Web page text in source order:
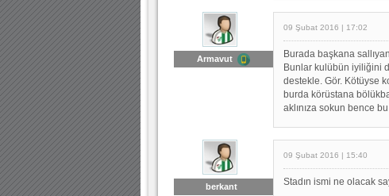
Armavut
09 Şubat 2016 | 17:02
Burada başkana
Bunlar kulübün iyiliğini
destekle. Gör. Kötüyse
burda körüstana
aklınıza sokun bence
berkant
09 Şubat 2016 | 15:40
Stadın ismi ne olacak